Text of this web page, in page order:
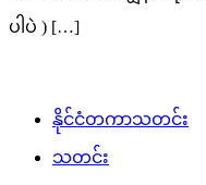
ပါပဲ ) […]
နိုင်ငံတကာသတင်း
သတင်း